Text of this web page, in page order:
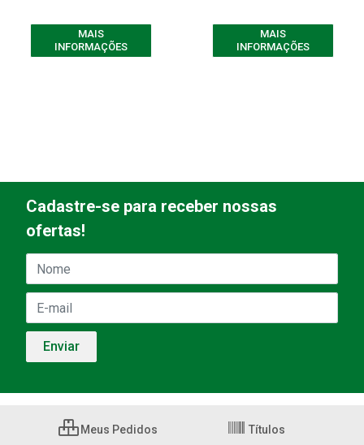
MAIS
INFORMAÇÕES
MAIS
INFORMAÇÕES
Cadastre-se para receber nossas
ofertas!
Meus Pedidos Títulos